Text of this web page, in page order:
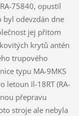
75840, opustil
byl odevzdán dne
jej přitom
krytů antén
trupového
typu MA-9MKS
letoun Il-18RT (RA-
přepravu
stroje ale nebyla